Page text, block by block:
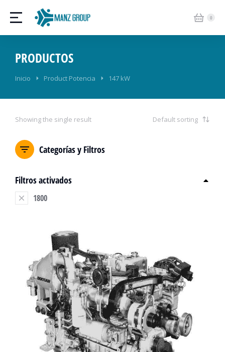
PRODUCTOS
Estás aquí:
Inicio Product Potencia 147 kW
Showing the single result
Categorías y Filtros
Filtros activados
1800